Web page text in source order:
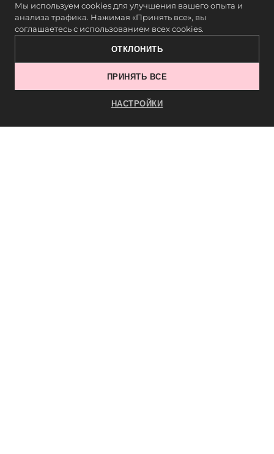
ЧАСТЫЕ ОШИБКИ
Слишком резкий переход:
должен быть плавным, тщательно
растушёванным.
о естественном оттенке кожи и
Мы используем cookies для улучшения вашего опыта и
анализа трафика. Нажимая «Принять все», вы
соглашаетесь с использованием всех cookies.
НАСТРОЙКИ
ОТКЛОНИТЬ
ПРИНЯТЬ ВСЕ